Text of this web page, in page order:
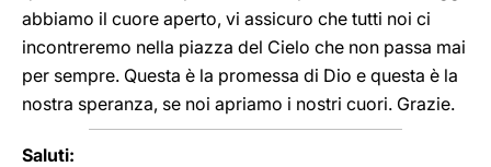
abbiamo il cuore aperto, vi assicuro che tutti noi ci
incontreremo nella piazza del Cielo che non passa mai
per sempre. Questa è la promessa di Dio e questa è la
nostra speranza, se noi apriamo i nostri cuori. Grazie.
Saluti: